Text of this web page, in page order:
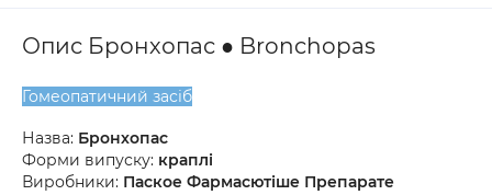
Опис Бронхопас ● Bronchopas
Гомеопатичний засіб
Назва: Бронхопас
Форми випуску: краплі
Виробники: Паское Фармасютіше Препарате